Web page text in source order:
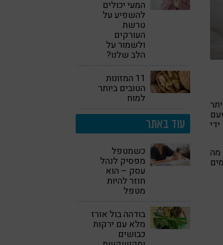
– אך מה
המעי יכולים
להשפיע על
טרשת
העורקים
ולשמור על
הלב שלנו?
11 המזונות
הטובים ביותר
למוח
עוד באתר
כשמטפל
מפסיק לנהל
עסק – הוא
חוזר להיות
מטפל
בודהה בול אורז
מלא עם ירקות
כבושים